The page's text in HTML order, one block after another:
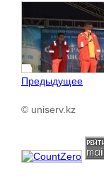
Предыдущее
© uniserv.kz